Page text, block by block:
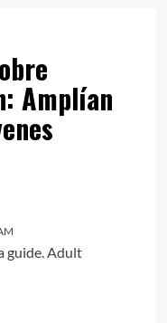
Amplían
guide.Adult